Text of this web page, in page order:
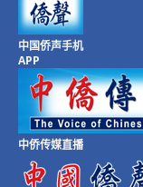
中国侨声手机
APP
中侨传媒直播